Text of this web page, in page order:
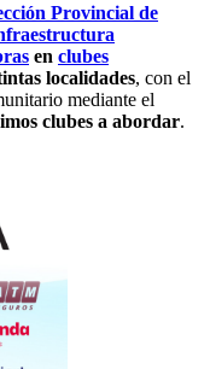
Provincial de
en clubes
localidades, con el
mediante el
clubes a abordar.